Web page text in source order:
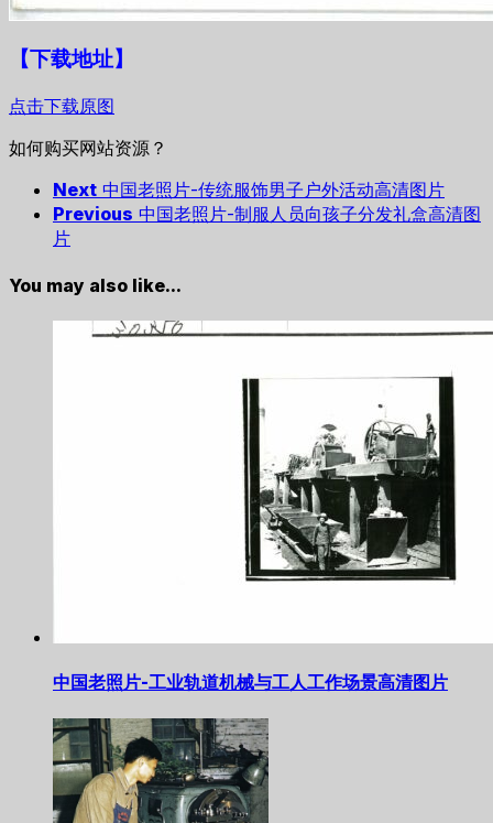
【下载地址】
点击下载原图
如何购买网站资源？
Next 中国老照片-传统服饰男子户外活动高清图片
Previous 中国老照片-制服人员向孩子分发礼盒高清图
片
You may also like...
中国老照片-工业轨道机械与工人工作场景高清图片